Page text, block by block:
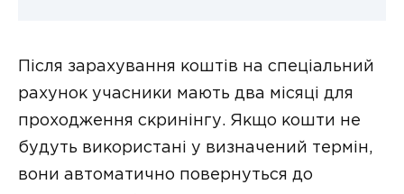
Після зарахування коштів на спеціальний
рахунок учасники мають два місяці для
проходження скринінгу. Якщо кошти не
будуть використані у визначений термін,
вони автоматично повернуться до